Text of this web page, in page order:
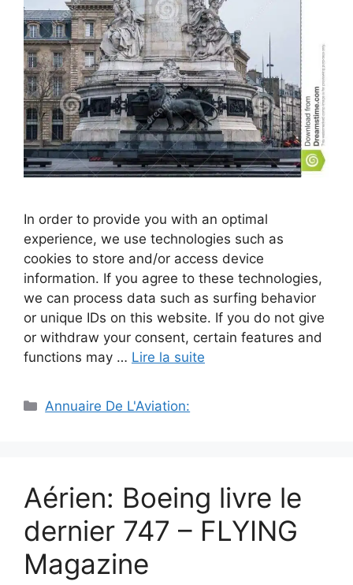
In order to provide you with an optimal
experience, we use technologies such as
cookies to store and/or access device
information. If you agree to these technologies,
we can process data such as surfing behavior
or unique IDs on this website. If you do not give
or withdraw your consent, certain features and
functions may … Lire la suite
Catégories
Annuaire De L'Aviation:
Aérien: Boeing livre le
dernier 747 – FLYING
Magazine